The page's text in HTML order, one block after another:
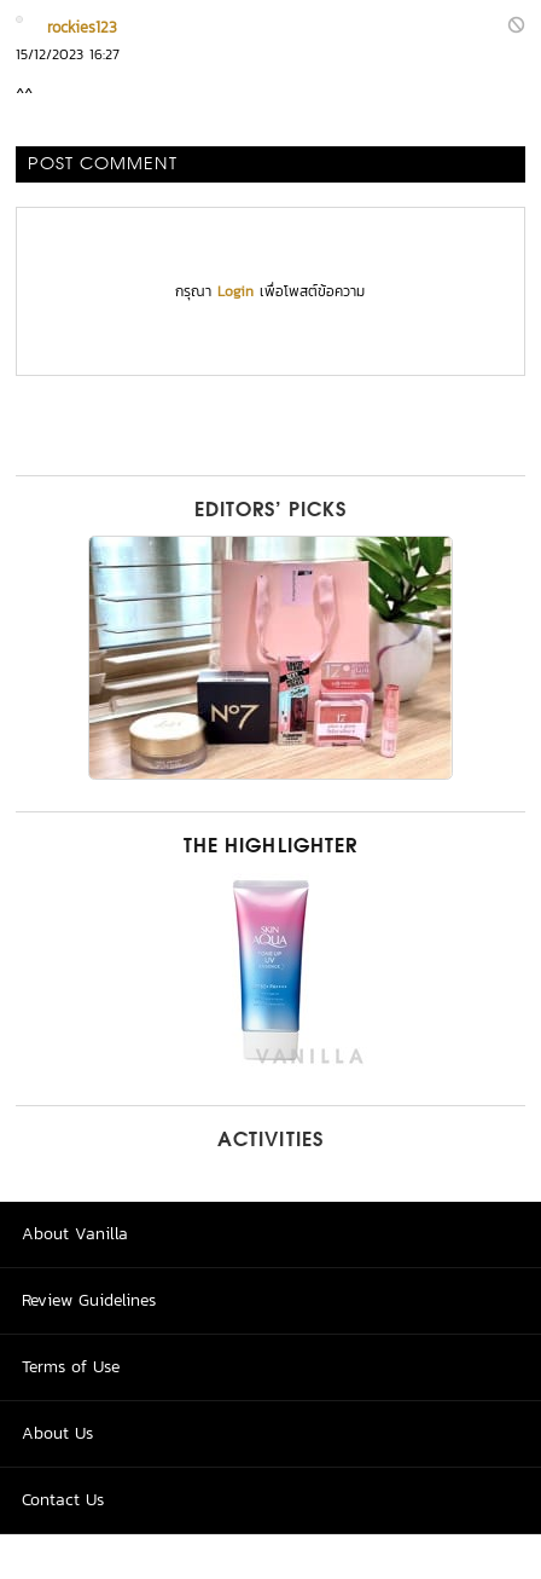
rockies123
15/12/2023 16:27
^^
POST COMMENT
กรุณาLogin เพื่อโพสต์ข้อความ
EDITORS’ PICKS
THE HIGHLIGHTER
ACTIVITIES
About Vanilla
Review Guidelines
Terms of Use
About Us
Contact Us